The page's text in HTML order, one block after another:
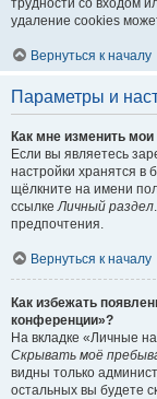
трудности со входом
удаление cookies
Вернуться к началу
Параметры и
Как мне изменить мои
Если вы являетесь
настройки хранятся в
щёлкните на имени
ссылкеЛичный раздел
предпочтения.
Вернуться к началу
Как избежать
конференции»?
На вкладке «Личные
Скрывать моё
видны только
остальных вы будете